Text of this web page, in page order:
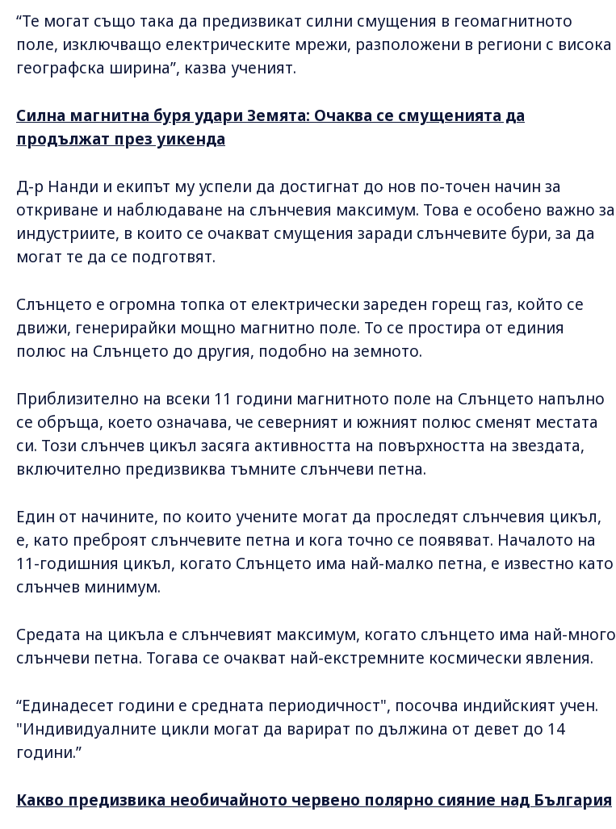
“Те могат също така да предизвикат силни смущения в геомагнитното
поле, изключващо електрическите мрежи, разположени в региони с висока
географска ширина”, казва ученият.
Силна магнитна буря удари Земята: Очаква се смущенията да
продължат през уикенда
Д-р Нанди и екипът му успели да достигнат до нов по-точен начин за
откриване и наблюдаване на слънчевия максимум. Това е особено важно за
индустриите, в които се очакват смущения заради слънчевите бури, за да
могат те да се подготвят.
Слънцето е огромна топка от електрически зареден горещ газ, който се
движи, генерирайки мощно магнитно поле. То се простира от единия
полюс на Слънцето до другия, подобно на земното.
Приблизително на всеки 11 години магнитното поле на Слънцето напълно
се обръща, което означава, че северният и южният полюс сменят местата
си. Този слънчев цикъл засяга активността на повърхността на звездата,
включително предизвиква тъмните слънчеви петна.
Един от начините, по които учените могат да проследят слънчевия цикъл,
е, като преброят слънчевите петна и кога точно се появяват. Началото на
11-годишния цикъл, когато Слънцето има най-малко петна, е известно като
слънчев минимум.
Средата на цикъла е слънчевият максимум, когато слънцето има най-много
слънчеви петна. Тогава се очакват най-екстремните космически явления.
“Единадесет години е средната периодичност", посочва индийският учен.
"Индивидуалните цикли могат да варират по дължина от девет до 14
години.”
Какво предизвика необичайното червено полярно сияние над България